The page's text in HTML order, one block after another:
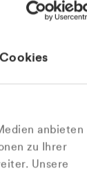
anbieten
zu Ihrer
Unsere